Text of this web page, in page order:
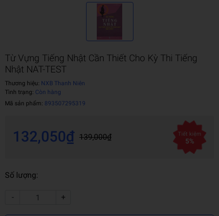
Từ Vựng Tiếng Nhật Cần Thiết Cho Kỳ Thi Tiếng
Nhật NAT-TEST
Thương hiệu: NXB Thanh Niên
Tình trạng: Còn hàng
Mã sản phẩm: 893507295319
132,050₫ 139,000₫ Tiết kiệm
5%
Số lượng:
- +